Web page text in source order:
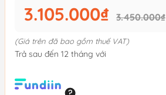
3.105.000₫ 3.450.000₫
(Giá trên đã bao gồm thuế VAT)
Trả sau đến 12 tháng với